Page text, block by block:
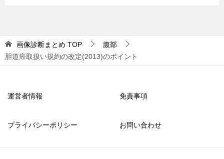
画像診断まとめ TOP
腹部
胆道癌取扱い規約の改定(2013)のポイント
運営者情報 免責事項
プライバシーポリシー お問い合わせ